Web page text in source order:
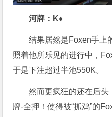
河牌：K♦
结果居然是Foxen手上
照着他所乐见的进行中，
于是下注超过半池550K。
然而更疯狂的还在后
牌-全押！使得被“抓鸡”的